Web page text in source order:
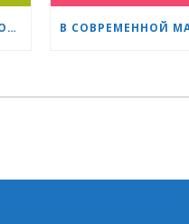
ПРОФ. НАТАЛИЯ ЧИЛИНГИРОВА: НАШИ ПАЦИЕНТЫ — ГЕРОИ, А МЫ ПОМОГАЕМ ИМ СПРАВЛЯТЬСЯ БЫСТРЕЕ И ЛЕГЧЕ